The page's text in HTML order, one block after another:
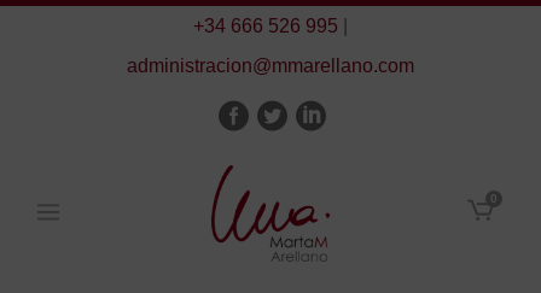
+34 666 526 995
administracion@mmarellano.com
0